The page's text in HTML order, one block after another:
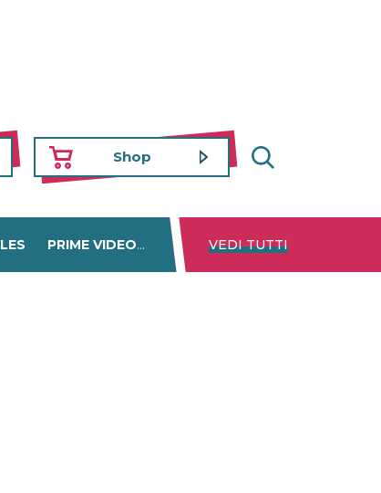
Shop
PRIME VIDEO DISNEY+ NETFLIX
VEDI TUTTI